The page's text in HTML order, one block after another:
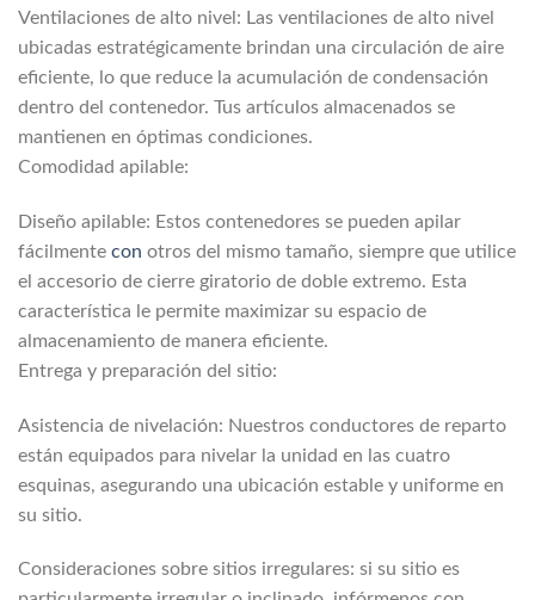
Ventilaciones de alto nivel: Las ventilaciones de alto nivel
ubicadas estratégicamente brindan una circulación de aire
eficiente, lo que reduce la acumulación de condensación
dentro del contenedor. Tus artículos almacenados se
mantienen en óptimas condiciones.
Comodidad apilable:
Diseño apilable: Estos contenedores se pueden apilar
fácilmente con otros del mismo tamaño, siempre que utilice
el accesorio de cierre giratorio de doble extremo. Esta
característica le permite maximizar su espacio de
almacenamiento de manera eficiente.
Entrega y preparación del sitio:
Asistencia de nivelación: Nuestros conductores de reparto
están equipados para nivelar la unidad en las cuatro
esquinas, asegurando una ubicación estable y uniforme en
su sitio.
Consideraciones sobre sitios irregulares: si su sitio es